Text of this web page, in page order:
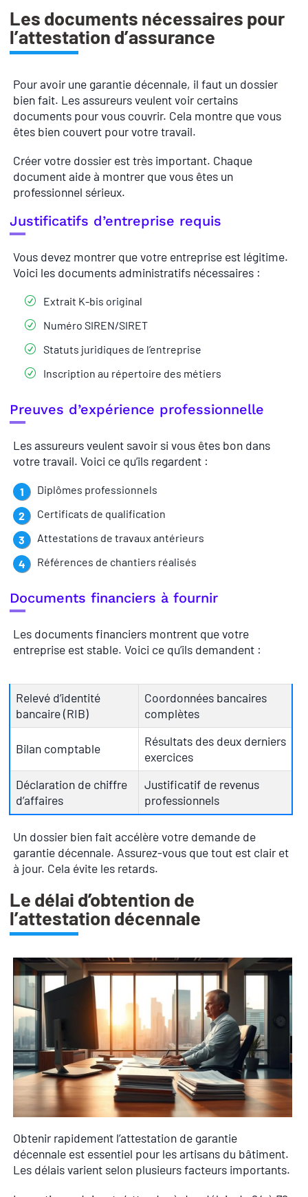
Les documents nécessaires pour
l’attestation d’assurance
Pour avoir une garantie décennale, il faut un dossier
bien fait. Les assureurs veulent voir certains
documents pour vous couvrir. Cela montre que vous
êtes bien couvert pour votre travail.
Créer votre dossier est très important. Chaque
document aide à montrer que vous êtes un
professionnel sérieux.
Justificatifs d’entreprise requis
Vous devez montrer que votre entreprise est légitime.
Voici les documents administratifs nécessaires :
Extrait K-bis original
Numéro SIREN/SIRET
Statuts juridiques de l’entreprise
Inscription au répertoire des métiers
Preuves d’expérience professionnelle
Les assureurs veulent savoir si vous êtes bon dans
votre travail. Voici ce qu’ils regardent :
Diplômes professionnels
Certificats de qualification
Attestations de travaux antérieurs
Références de chantiers réalisés
Documents financiers à fournir
Les documents financiers montrent que votre
entreprise est stable. Voici ce qu’ils demandent :
Relevé d’identité
bancaire (RIB)
Coordonnées bancaires
complètes
Bilan comptable
Résultats des deux derniers
exercices
Déclaration de chiffre
d’affaires
Justificatif de revenus
professionnels
Un dossier bien fait accélère votre demande de
garantie décennale. Assurez-vous que tout est clair et
à jour. Cela évite les retards.
Le délai d’obtention de
l’attestation décennale
Obtenir rapidement l’attestation de garantie
décennale est essentiel pour les artisans du bâtiment.
Les délais varient selon plusieurs facteurs importants.